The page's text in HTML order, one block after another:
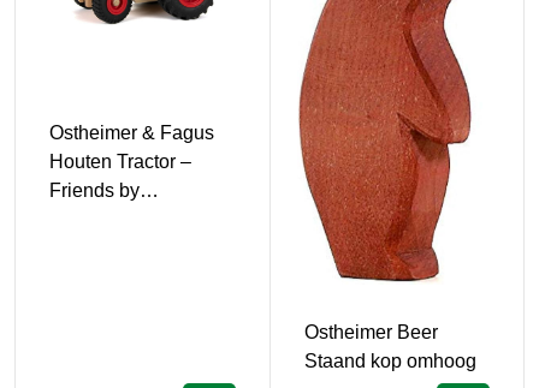
Ostheimer & Fagus
Houten Tractor –
Friends by…
Ostheimer Beer
Staand kop omhoog